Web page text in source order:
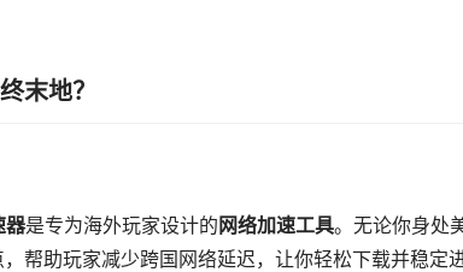
末地？
器是专为海外玩家设计的 网络加速工具。无论你身处
帮助玩家减少跨国网络延迟，让你轻松下载并稳定